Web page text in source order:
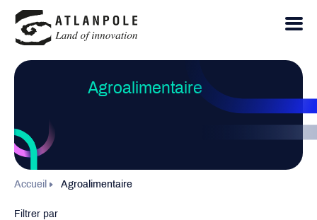
Agroalimentaire
Accueil Agroalimentaire
Filtrer par